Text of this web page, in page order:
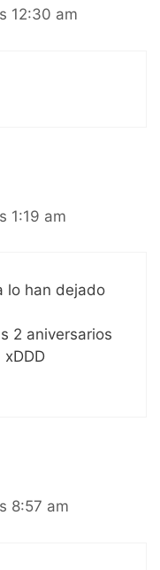
12:30 am
1:19 am
lo han dejado
2 aniversarios
8:57 am